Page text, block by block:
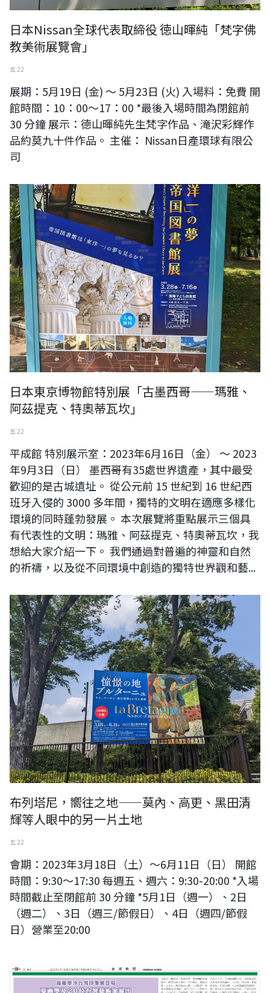
日本Nissan全球代表取締役 徳山暉純「梵字佛
教美術展覽會」
五 22
展期：5月19日 (金) 〜 5月23日 (火) 入場料：免費 開
館時間：10：00〜17：00 *最後入場時間為閉館前
30 分鐘 展示：德山暉純先生梵字作品、滝沢彩輝作
品約莫九十件作品。 主催： Nissan日產環球有限公
司
日本東京博物館特別展「古墨西哥——瑪雅、
阿茲提克、特奧蒂瓦坎」
五 22
平成館 特別展示室：2023年6月16日（金） ～ 2023
年9月3日（日） 墨西哥有35處世界遺產，其中最受
歡迎的是古城遺址。 從公元前 15 世紀到 16 世紀西
班牙入侵的 3000 多年間，獨特的文明在適應多樣化
環境的同時蓬勃發展。 本次展覽將重點展示三個具
有代表性的文明：瑪雅、阿茲提克、特奧蒂瓦坎，我
想給大家介紹一下。 我們通過對普遍的神靈和自然
的祈禱，以及從不同環境中創造的獨特世界觀和藝...
布列塔尼，嚮往之地——莫內、高更、黑田清
輝等人眼中的另一片土地
五 22
會期：2023年3月18日（土）～6月11日（日） 開館
時間：9:30～17:30 每週五、週六：9:30-20:00 *入場
時間截止至閉館前 30 分鐘 *5月1日（週一）、2日
（週二）、3日（週三/節假日）、4日（週四/節假
日）營業至20:00